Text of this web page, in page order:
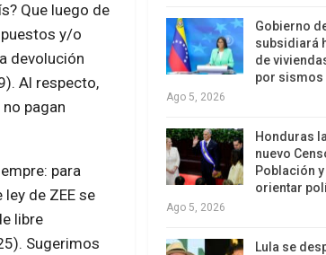
Que luego de
y/o
devolución
Al respecto,
pagan
para
de ZEE se
libre
Sugerimos
Gobierno
subsidiará
de
por sismos
Ago 5, 2026
Honduras
nuevo
Población
orientar
Ago 5, 2026
Lula se